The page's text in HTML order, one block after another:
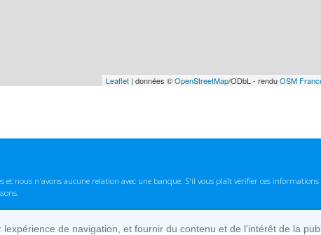
Leaflet| données ©OpenStreetMap/ODbL - renduOSM
nous n'avons aucune relation avec une banque. S'il vous plaît vérifier ces
de navigation, et fournir du contenu et de l'intérêt de la